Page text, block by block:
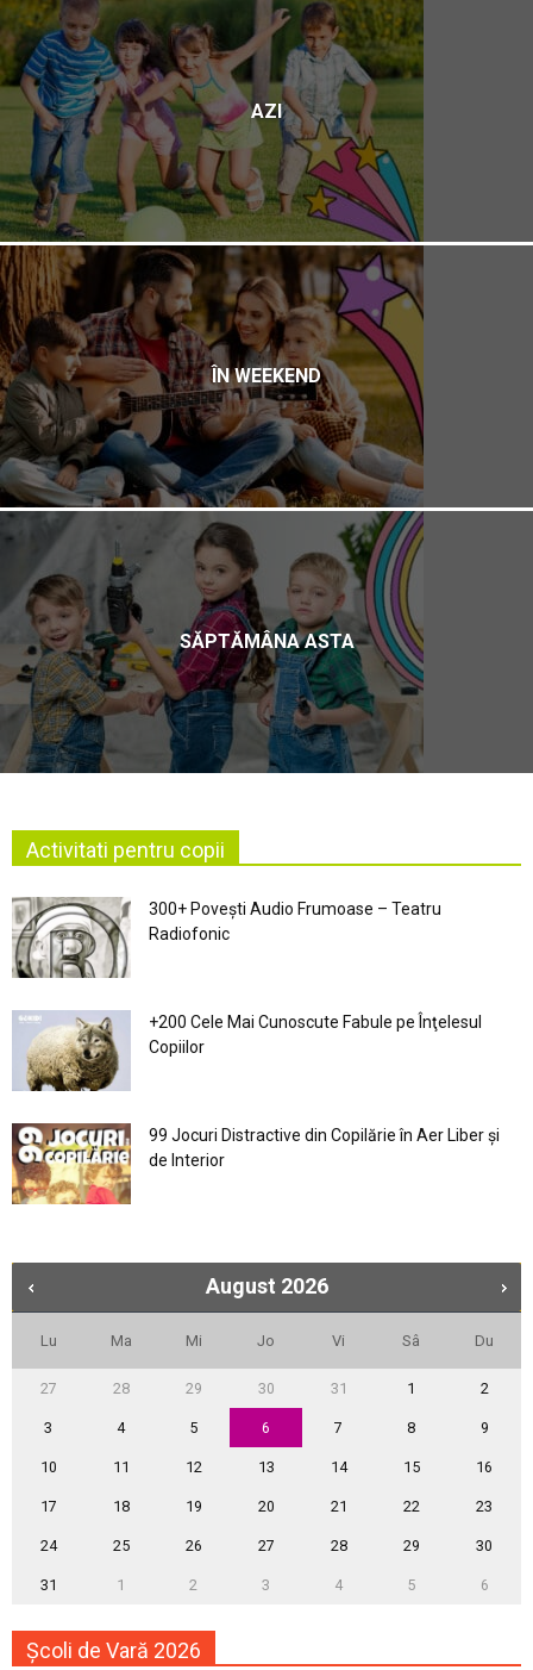
AZI
ÎN WEEKEND
SĂPTĂMÂNA ASTA
Activitati pentru copii
300+ Povești Audio Frumoase – Teatru
Radiofonic
+200 Cele Mai Cunoscute Fabule pe Înţelesul
Copiilor
99 Jocuri Distractive din Copilărie în Aer Liber şi
de Interior
August 2026
Lu Ma Mi Jo Vi Sâ Du
27 28 29 30 31 1 2
3 4 5 6 7 8 9
10 11 12 13 14 15 16
17 18 19 20 21 22 23
24 25 26 27 28 29 30
31 1 2 3 4 5 6
Școli de Vară 2026